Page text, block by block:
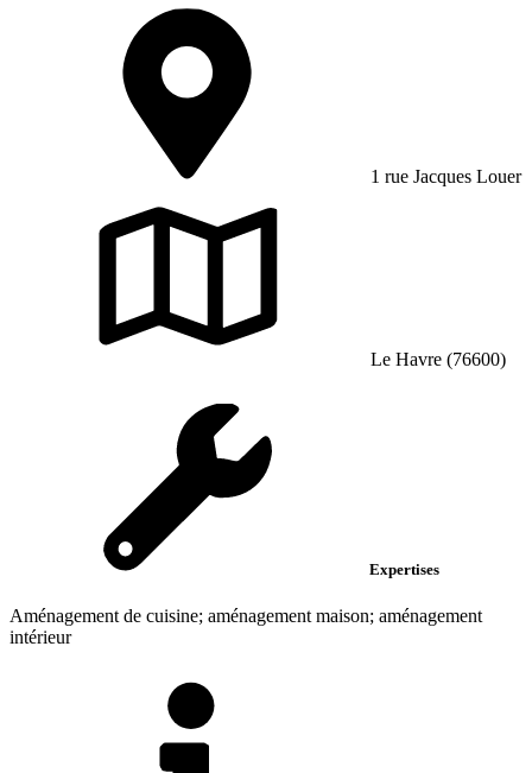
1 rue Jacques Louer
Le Havre (76600)
Expertises
Aménagement de cuisine; aménagement maison; aménagement
intérieur